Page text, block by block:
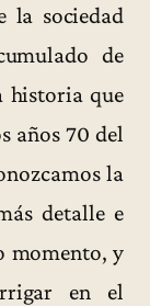
la sociedad
de
historia que
años 70 del
la
detalle e
momento, y
en el